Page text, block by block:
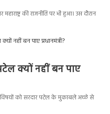
की राजनीति पर भी हुआ। उस दौरान
क्यों नहीं बन पाए
विषयों को सरदार पटेल के मुकाबले अच्छे से